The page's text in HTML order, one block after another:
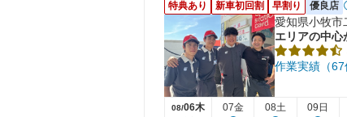
特典あり 新車初回割 早割り 優良店
愛知県小牧市
エリアの中心
作業実績（67
08/06木 07金 08土 09日